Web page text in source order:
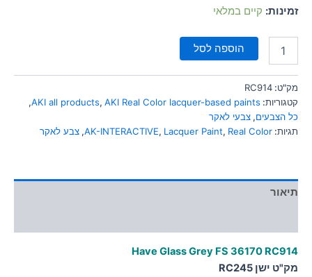
font_download סמן קישורים זמינות: קיים במלאי
הוספה לסל
מק"ט: RC914
קטגוריות:
AKI all products, AKI Real Color lacquer-based paints
,
כל הצבעים, צבעי לאקר
תגיות:
AK-INTERACTIVE, Lacquer Paint, Real Color
, צבע לאקר
תיאור
Have Glass Grey FS 36170 RC914
מק"ט ישן RC245